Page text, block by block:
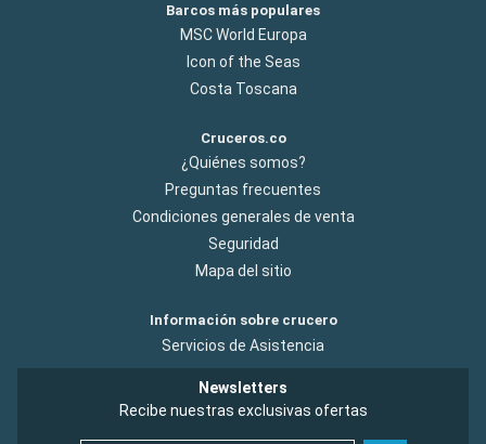
Barcos más populares
MSC World Europa
Icon of the Seas
Costa Toscana
Cruceros.co
¿Quiénes somos?
Preguntas frecuentes
Condiciones generales de venta
Seguridad
Mapa del sitio
Información sobre crucero
Servicios de Asistencia
Newsletters
Recibe nuestras exclusivas ofertas